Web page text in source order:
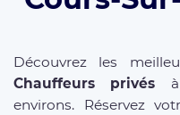
Découvrez les
Chauffeurs privés
environs. Réservez